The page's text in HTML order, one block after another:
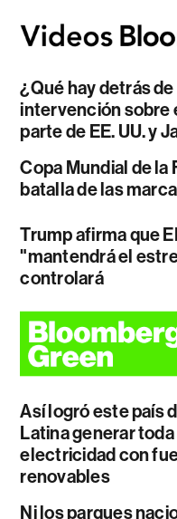
¿Qué hay detrás
intervención sobre
parte de EE. UU. y
Copa Mundial de la
batalla de las
Trump afirma que
"mantendrá el
controlará
Así logró este país
Latina generar toda
electricidad con
renovables
Ni los parques